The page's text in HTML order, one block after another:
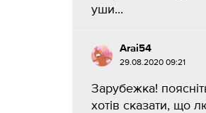
уши...
Arai54
29.08.2020 09:21
Зарубежка!
хотів сказати, що